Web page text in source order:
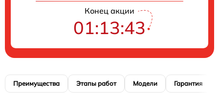
Конец акции
01:13:42
Преимущества Этапы работ Модели Гарантия